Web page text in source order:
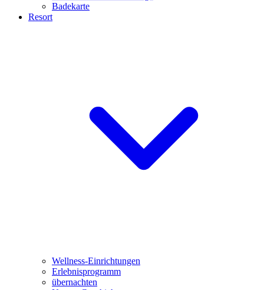
Badekarte
Resort
Wellness-Einrichtungen
Erlebnisprogramm
übernachten